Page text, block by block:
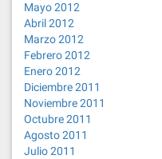
Mayo 2012
Abril 2012
Marzo 2012
Febrero 2012
Enero 2012
Diciembre 2011
Noviembre 2011
Octubre 2011
Agosto 2011
Julio 2011